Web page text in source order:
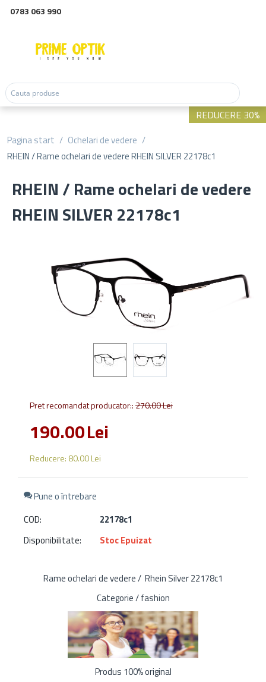
0783 063 990
Pagina start / Ochelari de vedere /
RHEIN / Rame ochelari de vedere RHEIN SILVER 22178c1
RHEIN / Rame ochelari de vedere
RHEIN SILVER 22178c1
Pret recomandat producator::270.00Lei
190.00Lei
Reducere: 80.00Lei
REDUCERE 30%
Pune o întrebare
COD:
22178c1
Disponibilitate:
Stoc Epuizat
Rame ochelari de vedere / Rhein Silver 22178c1
Categorie / fashion
Produs 100% original